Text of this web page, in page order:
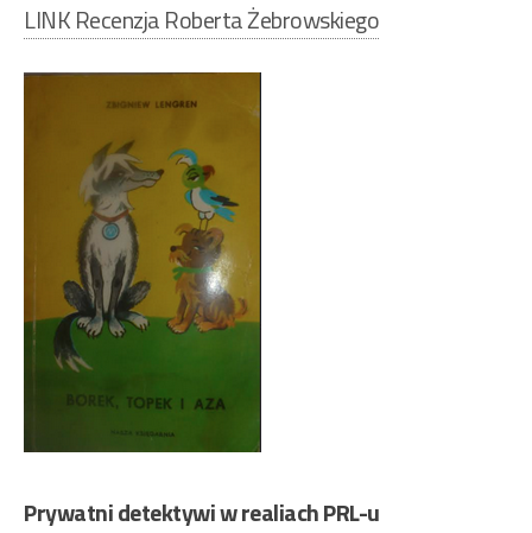
LINK Recenzja Roberta Żebrowskiego
Prywatni detektywi w realiach PRL-u